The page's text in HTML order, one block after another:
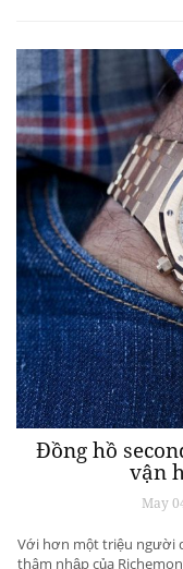
Đồng hồ
vận
May
Với hơn một triệu người
thâm nhập của